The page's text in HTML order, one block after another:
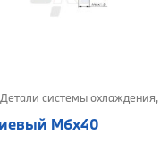
Детали системы охлаждения,
M6x40